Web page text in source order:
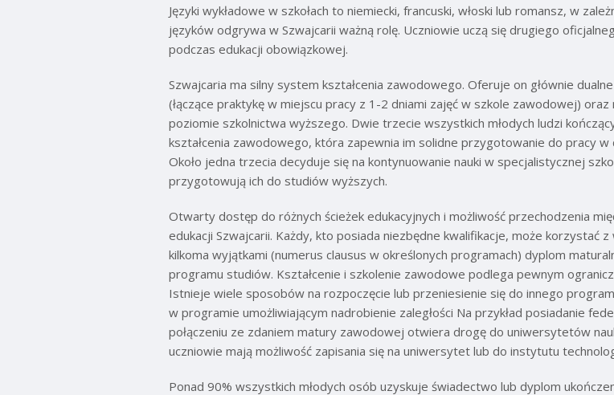
Języki wykładowe w szkołach to niemiecki, francuski, włoski lub romansz, w
języków odgrywa w Szwajcarii ważną rolę. Uczniowie uczą się drugiego
podczas edukacji obowiązkowej.
Szwajcaria ma silny system kształcenia zawodowego. Oferuje on głównie
(łączące praktykę w miejscu pracy z 1-2 dniami zajęć w szkole zawodowej)
poziomie szkolnictwa wyższego. Dwie trzecie wszystkich młodych ludzi
kształcenia zawodowego, która zapewnia im solidne przygotowanie do pracy
Około jedna trzecia decyduje się na kontynuowanie nauki w specjalistycznej
przygotowują ich do studiów wyższych.
Otwarty dostęp do różnych ścieżek edukacyjnych i możliwość przechodzenia
edukacji Szwajcarii. Każdy, kto posiada niezbędne kwalifikacje, może korzystać
kilkoma wyjątkami (numerus clausus w określonych programach) dyplom
programu studiów. Kształcenie i szkolenie zawodowe podlega pewnym
Istnieje wiele sposobów na rozpoczęcie lub przeniesienie się do innego
w programie umożliwiającym nadrobienie zaległości Na przykład posiadanie
połączeniu ze zdaniem matury zawodowej otwiera drogę do uniwersytetów
uczniowie mają możliwość zapisania się na uniwersytet lub do instytutu
Ponad 90% wszystkich młodych osób uzyskuje świadectwo lub dyplom